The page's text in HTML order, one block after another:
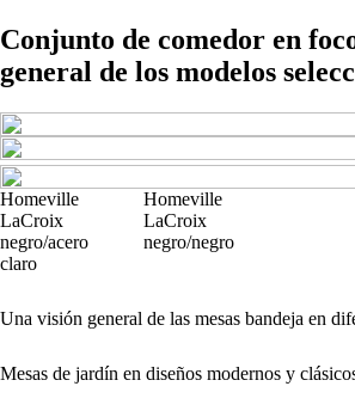
Conjunto de comedor en
general de los modelos
Homeville
LaCroix
negro/acero
claro
Homeville
LaCroix
negro/negro
Una visión general de las mesas bandeja en
Mesas de jardín en diseños modernos y